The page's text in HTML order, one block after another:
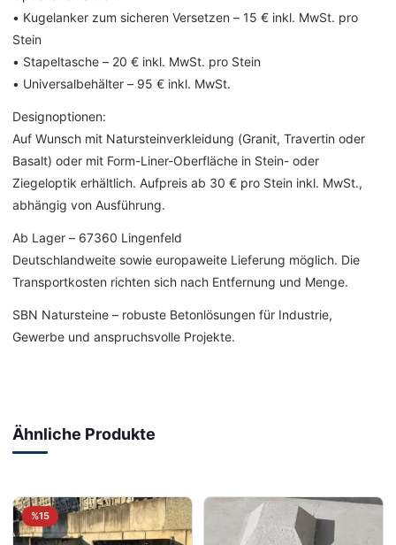
• Kugelanker zum sicheren Versetzen – 15 € inkl. MwSt. pro
Stein
• Stapeltasche – 20 € inkl. MwSt. pro Stein
• Universalbehälter – 95 € inkl. MwSt.
Designoptionen:
Auf Wunsch mit Natursteinverkleidung (Granit, Travertin oder
Basalt) oder mit Form-Liner-Oberfläche in Stein- oder
Ziegeloptik erhältlich. Aufpreis ab 30 € pro Stein inkl. MwSt.,
abhängig von Ausführung.
Ab Lager – 67360 Lingenfeld
Deutschlandweite sowie europaweite Lieferung möglich. Die
Transportkosten richten sich nach Entfernung und Menge.
SBN Natursteine – robuste Betonlösungen für Industrie,
Gewerbe und anspruchsvolle Projekte.
Ähnliche Produkte
%15